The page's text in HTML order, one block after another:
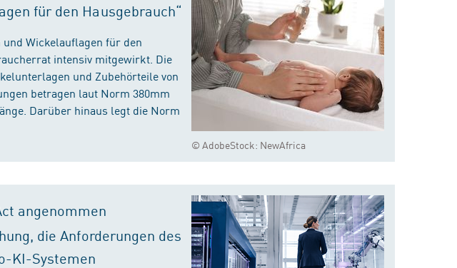
© AdobeStock: NewAfrica
für den Hausgebrauch“
und Wickelauflagen für den
intensiv mitgewirkt. Die
und Zubehörteile von
betragen laut Norm 380mm
Darüber hinaus legt die Norm
angenommen
die Anforderungen des
KI-Systemen